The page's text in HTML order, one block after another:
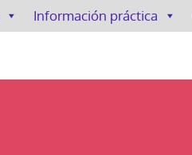
Información práctica